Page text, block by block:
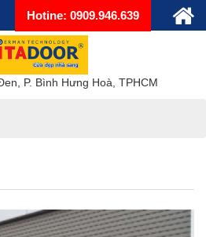
Hotine: 0909.946.639
P. Bình Hưng Hoà, TPHCM